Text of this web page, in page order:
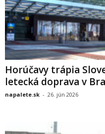
Horúčavy trápia
letecká doprava v
napalete.sk - 26. jún 2026